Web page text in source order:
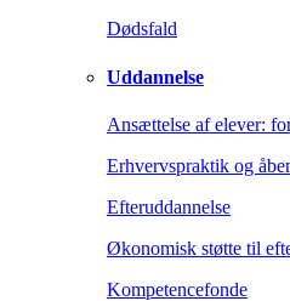
Dødsfald
Uddannelse
Ansættelse af elever:
Erhvervspraktik og
Efteruddannelse
Økonomisk støtte til
Kompetencefonde